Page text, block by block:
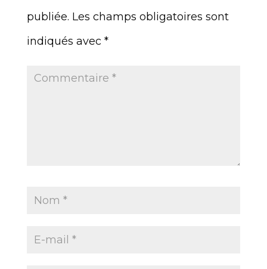
publiée. Les champs obligatoires sont
indiqués avec *